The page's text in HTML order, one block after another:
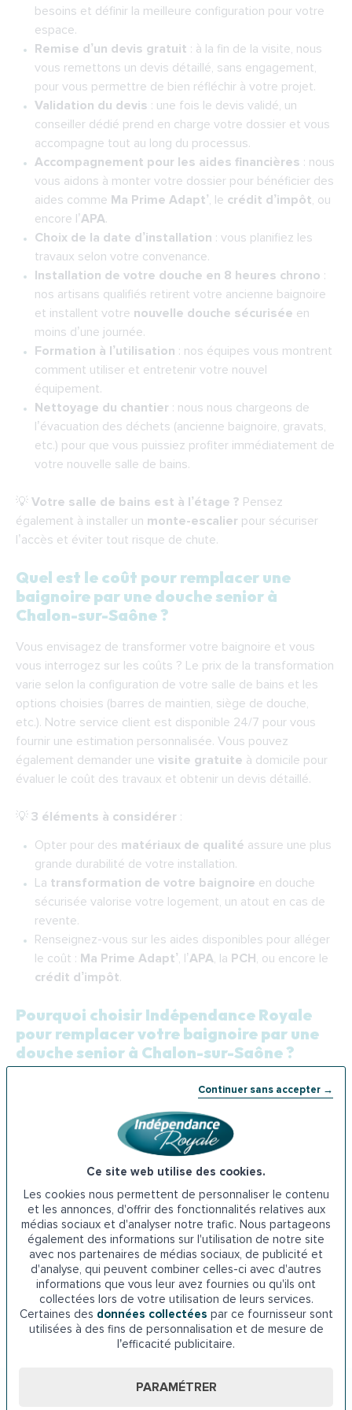
Continuer sans accepter →
Ce site web utilise des cookies.
Les cookies nous permettent de personnaliser le contenu
et les annonces, d'offrir des fonctionnalités relatives aux
médias sociaux et d'analyser notre trafic. Nous partageons
également des informations sur l'utilisation de notre site
avec nos partenaires de médias sociaux, de publicité et
d'analyse, qui peuvent combiner celles-ci avec d'autres
informations que vous leur avez fournies ou qu'ils ont
collectées lors de votre utilisation de leurs services.
Certaines des données collectées par ce fournisseur sont
utilisées à des fins de personnalisation et de mesure de
l’efficacité publicitaire.
PARAMÉTRER
besoins et définir la meilleure configuration pour votre
espace.
Remise d’un devis gratuit : à la fin de la visite, nous
vous remettons un devis détaillé, sans engagement,
pour vous permettre de bien réfléchir à votre projet.
Validation du devis : une fois le devis validé, un
conseiller dédié prend en charge votre dossier et vous
accompagne tout au long du processus.
Accompagnement pour les aides financières : nous
vous aidons à monter votre dossier pour bénéficier des
aides comme Ma Prime Adapt’, le crédit d’impôt, ou
encore l’APA.
Choix de la date d’installation : vous planifiez les
travaux selon votre convenance.
Installation de votre douche en 8 heures chrono :
nos artisans qualifiés retirent votre ancienne baignoire
et installent votre nouvelle douche sécurisée en
moins d’une journée.
Formation à l’utilisation : nos équipes vous montrent
comment utiliser et entretenir votre nouvel
équipement.
Nettoyage du chantier : nous nous chargeons de
l’évacuation des déchets (ancienne baignoire, gravats,
etc.) pour que vous puissiez profiter immédiatement de
votre nouvelle salle de bains.
💡 Votre salle de bains est à l’étage ? Pensez
également à installer un monte-escalier pour sécuriser
l’accès et éviter tout risque de chute.
Quel est le coût pour remplacer une
baignoire par une douche senior à
Chalon-sur-Saône ?
Vous envisagez de transformer votre baignoire et vous
vous interrogez sur les coûts ? Le prix de la transformation
varie selon la configuration de votre salle de bains et les
options choisies (barres de maintien, siège de douche,
etc.). Notre service client est disponible 24/7 pour vous
fournir une estimation personnalisée. Vous pouvez
également demander une visite gratuite à domicile pour
évaluer le coût des travaux et obtenir un devis détaillé.
💡 3 éléments à considérer :
Opter pour des matériaux de qualité assure une plus
grande durabilité de votre installation.
La transformation de votre baignoire en douche
sécurisée valorise votre logement, un atout en cas de
revente.
Renseignez-vous sur les aides disponibles pour alléger
le coût : Ma Prime Adapt’, l’APA, la PCH, ou encore le
crédit d’impôt.
Pourquoi choisir Indépendance Royale
pour remplacer votre baignoire par une
douche senior à Chalon-sur-Saône ?
Installation rapide en 8 h chrono, sans gros travaux.
Numéro 1 de l’aménagement du domicile senior
avec plus de 100 000 clients satisfaits.
+ de 9 clients sur 10 convaincuspar la qualité de nos
Recommandé par les experts de santéet reconnu
par les médias spécialisés.
Nos installateurs se déplacent dans tout
le Grand Chalon :
Saint-Rémy, Châtenoy-le-Royal, Crissey, Lux, Givry,
Champforgeuil, Dracy-le-Fort, et bien d’autres localités de
Saône-et-Loire.